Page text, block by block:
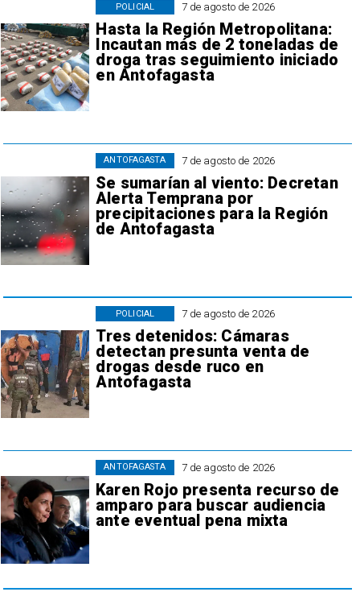
7 de agosto de 2026
Hasta la Región Metropolitana:
Incautan más de 2 toneladas de
droga tras seguimiento iniciado
en Antofagasta
POLICIAL
7 de agosto de 2026
Se sumarían al viento: Decretan
Alerta Temprana por
precipitaciones para la Región
de Antofagasta
ANTOFAGASTA
7 de agosto de 2026
Tres detenidos: Cámaras
detectan presunta venta de
drogas desde ruco en
Antofagasta
POLICIAL
7 de agosto de 2026
Karen Rojo presenta recurso de
amparo para buscar audiencia
ante eventual pena mixta
ANTOFAGASTA